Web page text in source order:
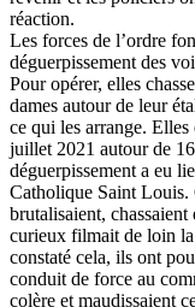
réaction.
Les forces de l’ordre
déguerpissement des
Pour opérer, elles
dames autour de leur
ce qui les arrange.
juillet 2021 autour de
déguerpissement a eu
Catholique Saint Louis.
brutalisaient,
curieux filmait de loin
constaté cela, ils ont
conduit de force au
colère et maudissaient